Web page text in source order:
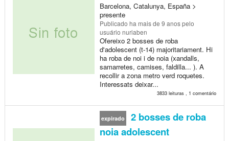
Barcelona, Catalunya, España >
presente
Publicado ha mais de 9 anospelo
usuário nuriaben
Ofereixo 2 bosses de roba
d'adolescent (t-14) majoritariament. Hi
ha roba de noi i de noia (xandalls,
samarretes, camises, faldilla... ). A
recollir a zona metro verd roquetes.
Interessats deixar...
3833 leituras , 1 comentário
expirado
2 bosses de roba
noia adolescent